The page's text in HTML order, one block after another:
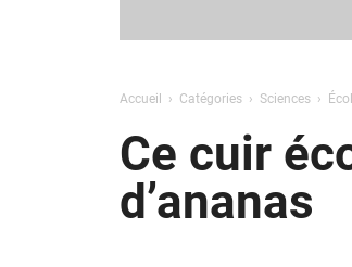
Accueil Catégories Sciences
Ce cuir
d’ananas